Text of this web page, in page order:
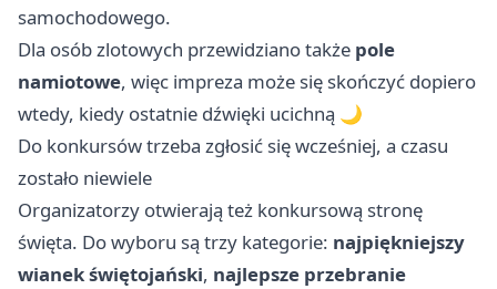
samochodowego.
Dla osób zlotowych przewidziano także pole
namiotowe, więc impreza może się skończyć dopiero
wtedy, kiedy ostatnie dźwięki ucichną 🌙
Do konkursów trzeba zgłosić się wcześniej, a czasu
zostało niewiele
Organizatorzy otwierają też konkursową stronę
święta. Do wyboru są trzy kategorie: najpiękniejszy
wianek świętojański, najlepsze przebranie